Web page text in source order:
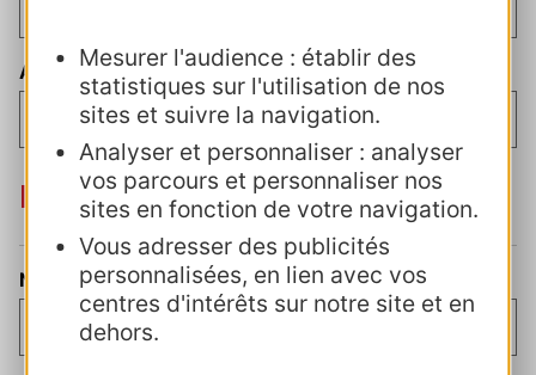
Mesurer l'audience : établir des
statistiques sur l'utilisation de nos
sites et suivre la navigation.
Analyser et personnaliser : analyser
vos parcours et personnaliser nos
sites en fonction de votre navigation.
Vous adresser des publicités
personnalisées, en lien avec vos
centres d'intérêts sur notre site et en
dehors.
Adresse e-mail du responsable formation
Direction
Nom du directeur (Nécessaire)